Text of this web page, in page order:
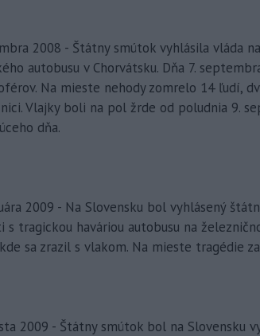
2008 - Štátny smútok vyhlásila vláda
autobusu v Chorvátsku. Dňa 7.
Na mieste nehody zomrelo 14 ľudí,
Vlajky boli na pol žrde od poludnia 9.
dňa.
2009 - Na Slovensku bol vyhlásený
s tragickou haváriou autobusu na
sa zrazil s vlakom. Na mieste tragédie
2009 - Štátny smútok bol na Slovensku